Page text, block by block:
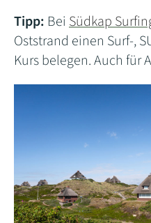
Tipp: Bei Südkap
Oststrand einen Surf-,
Kurs belegen. Auch für